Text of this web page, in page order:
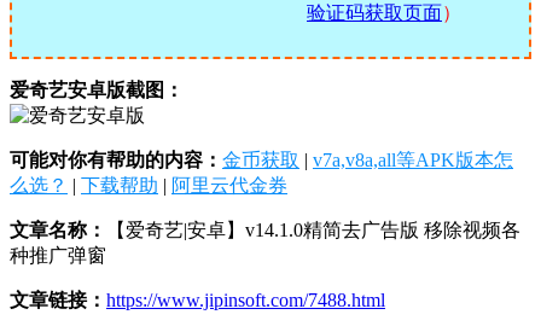
验证码获取页面）
爱奇艺安卓版截图：
可能对你有帮助的内容： 金币获取 | v7a,v8a,all等APK版本怎
么选？ | 下载帮助 | 阿里云代金券
文章名称：
【爱奇艺|安卓】v14.1.0精简去广告版 移除视频各
种推广弹窗
文章链接： https://www.jipinsoft.com/7488.html